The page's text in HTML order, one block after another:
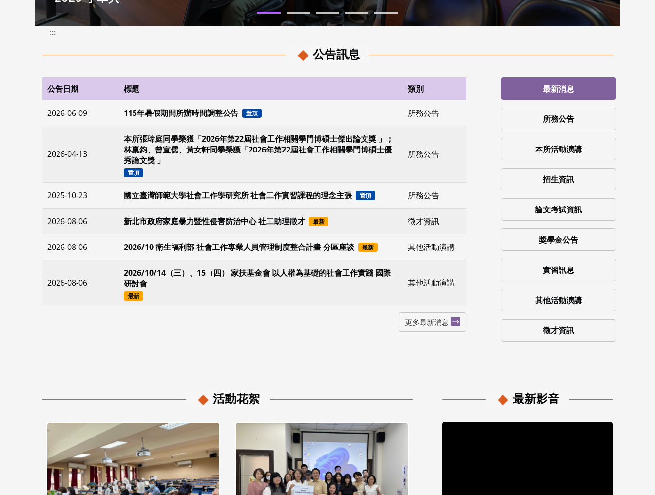
:::
公告訊息
最新消息
所務公告
本所活動演講
招生資訊
論文考試資訊
獎學金公告
實習訊息
其他活動演講
徵才資訊
公告日期 標題 類別
2026-06-09 115年暑假期間所辦時間調整公告 置頂 所務公告
2026-04-13
本所張瑋庭同學榮獲「2026年第22屆社會工作相關學門博碩士傑出論文獎 」；
林稟鈞、曾宣儒、黃女軒同學榮獲「2026年第22屆社會工作相關學門博碩士優
秀論文獎 」
置頂
所務公告
2025-10-23 國立臺灣師範大學社會工作學研究所 社會工作實習課程的理念主張 置頂 所務公告
2026-08-06 新北市政府家庭暴力暨性侵害防治中心 社工助理徵才 最新 徵才資訊
2026-08-06 2026/10 衛生福利部 社會工作專業人員管理制度整合計畫 分區座談 最新 其他活動演講
2026-08-06
2026/10/14（三）、15（四） 家扶基金會 以人權為基礎的社會工作實踐 國際
研討會
最新
其他活動演講
更多最新消息
活動花絮 最新影音